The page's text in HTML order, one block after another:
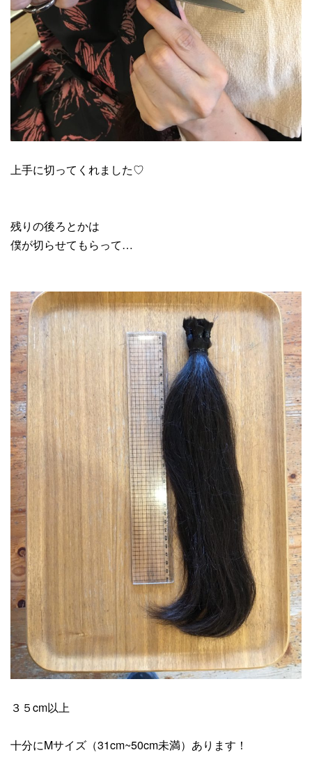
上手に切ってくれました♡
残りの後ろとかは
僕が切らせてもらって…
３５cm以上
十分にMサイズ（31cm~50cm未満）あります！